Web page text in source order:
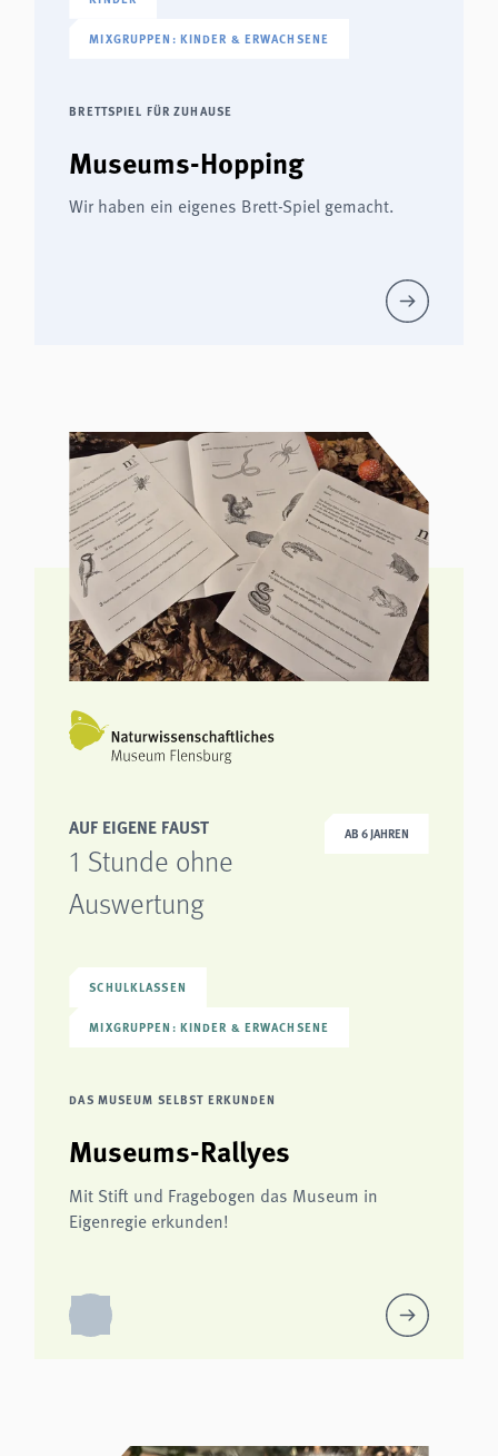
MIXGRUPPEN: KINDER & ERWACHSENE
BRETTSPIEL FÜR ZUHAUSE
Museums-Hopping
Wir haben ein eigenes Brett-Spiel gemacht.
AUF EIGENE FAUST
1 Stunde ohne
Auswertung
AB 6 JAHREN
SCHULKLASSEN
MIXGRUPPEN: KINDER & ERWACHSENE
DAS MUSEUM SELBST ERKUNDEN
Museums-Rallyes
Mit Stift und Fragebogen das Museum in
Eigenregie erkunden!